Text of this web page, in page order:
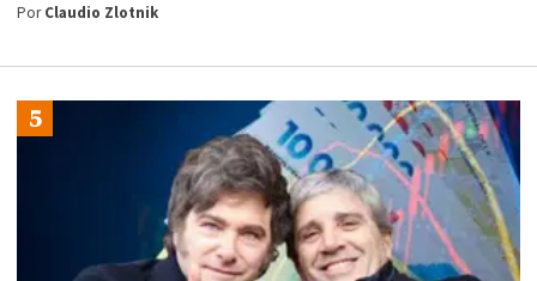
PorClaudio Zlotnik